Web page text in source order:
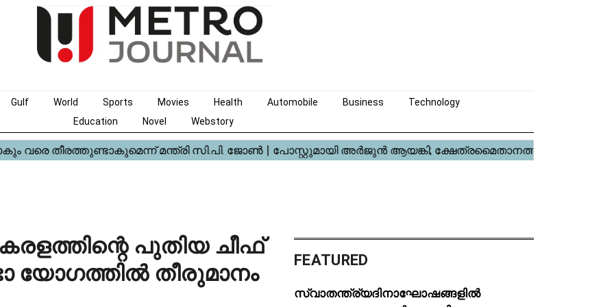
Gulf World Sports Movies Health Automobile Business
Technology
Education
Novel Webstory
പുതിയ ചീഫ്
യോഗത്തിൽ തീരുമാനം
FEATURED
സ്വാതന്ത്ര്യദിനാഘോഷങ്ങളിൽ